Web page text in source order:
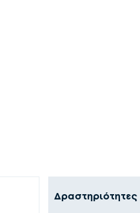
Δραστηριότητες